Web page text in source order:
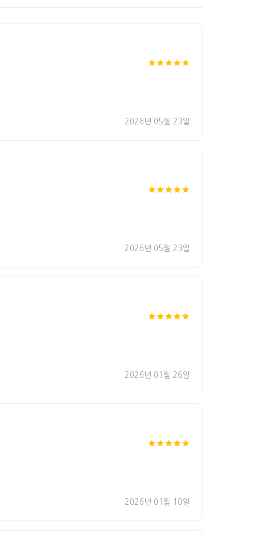
2026년 05월 23일
2026년 05월 23일
2026년 01월 26일
2026년 01월 10일